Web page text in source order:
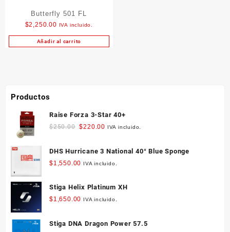
Butterfly 501 FL
$2,250.00 IVA incluido.
Añadir al carrito
Productos
Raise Forza 3-Star 40+
$250.00 Original
was:
$220.00 Current
is:
IVA incluido.
DHS Hurricane 3 National 40° Blue Sponge
$1,550.00 IVA incluido.
Stiga Helix Platinum XH
$1,650.00 IVA incluido.
Stiga DNA Dragon Power 57.5